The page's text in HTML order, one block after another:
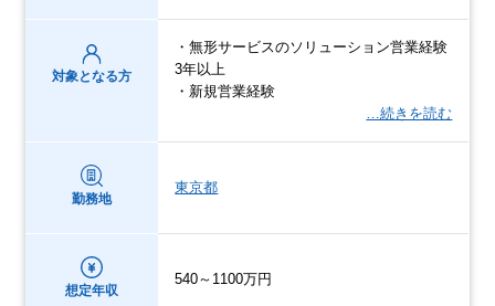
対象となる方
・無形サービスのソリューション営業経験
3年以上
・新規営業経験
…続きを読む
勤務地
東京都
想定年収
540～1100万円